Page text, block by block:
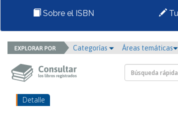
Sobre el ISBN
Categorías Áreas temáticas
Detalle